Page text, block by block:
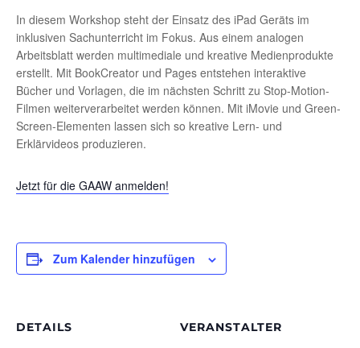
In diesem Workshop steht der Einsatz des iPad Geräts im
inklusiven Sachunterricht im Fokus. Aus einem analogen
Arbeitsblatt werden multimediale und kreative Medienprodukte
erstellt. Mit BookCreator und Pages entstehen interaktive
Bücher und Vorlagen, die im nächsten Schritt zu Stop-Motion-
Filmen weiterverarbeitet werden können. Mit iMovie und Green-
Screen-Elementen lassen sich so kreative Lern- und
Erklärvideos produzieren.
Jetzt für die GAAW anmelden!
Zum Kalender hinzufügen
DETAILS VERANSTALTER